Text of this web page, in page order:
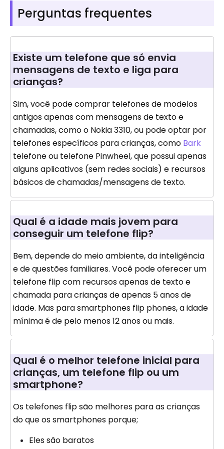
Perguntas frequentes
Existe um telefone que só envia
mensagens de texto e liga para
crianças?
Sim, você pode comprar telefones de modelos
antigos apenas com mensagens de texto e
chamadas, como o Nokia 3310, ou pode optar por
telefones específicos para crianças, como Bark
telefone ou telefone Pinwheel, que possui apenas
alguns aplicativos (sem redes sociais) e recursos
básicos de chamadas/mensagens de texto.
Qual é a idade mais jovem para
conseguir um telefone flip?
Bem, depende do meio ambiente, da inteligência
e de questões familiares. Você pode oferecer um
telefone flip com recursos apenas de texto e
chamada para crianças de apenas 5 anos de
idade. Mas para smartphones flip phones, a idade
mínima é de pelo menos 12 anos ou mais.
Qual é o melhor telefone inicial para
crianças, um telefone flip ou um
smartphone?
Os telefones flip são melhores para as crianças
do que os smartphones porque;
Eles são baratos